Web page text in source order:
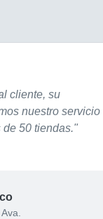
cliente, su
nuestro servicio
50 tiendas."